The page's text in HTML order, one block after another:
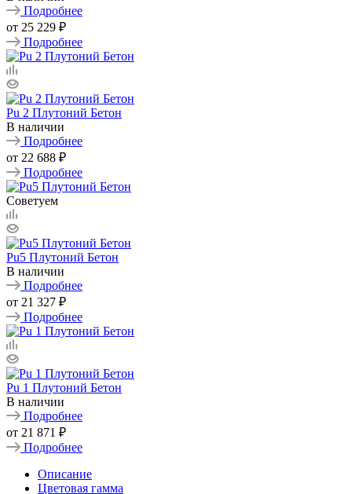
Подробнее
от 25 229 ₽
Подробнее
Pu 2 Плутоний Бетон
В наличии
Подробнее
от 22 688 ₽
Подробнее
Советуем
Pu5 Плутоний Бетон
В наличии
Подробнее
от 21 327 ₽
Подробнее
Pu 1 Плутоний Бетон
В наличии
Подробнее
от 21 871 ₽
Подробнее
Описание
Цветовая гамма